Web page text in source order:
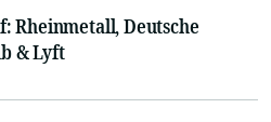
Rheinmetall, Deutsche
& Lyft